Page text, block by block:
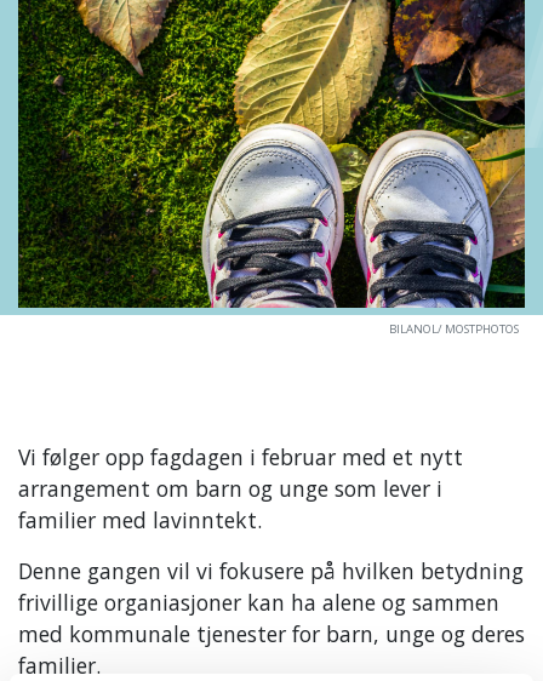
BILANOL/ MOSTPHOTOS
Vi følger opp fagdagen i februar med et nytt
arrangement om barn og unge som lever i
familier med lavinntekt.
Denne gangen vil vi fokusere på hvilken betydning
frivillige organiasjoner kan ha alene og sammen
med kommunale tjenester for barn, unge og deres
familier.